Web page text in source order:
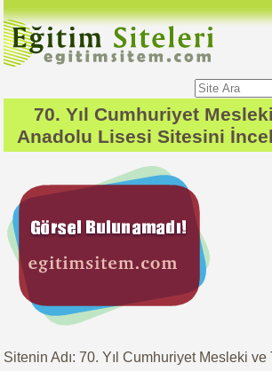
70. Yıl Cumhuriyet
Anadolu Lisesi Sitesini
Sitenin Adı: 70. Yıl Cumhuriyet Mesleki